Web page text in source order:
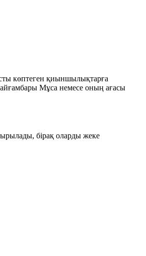
көптеген қиыншылықтарға
Мұса немесе оның ағасы
бірақ оларды жеке